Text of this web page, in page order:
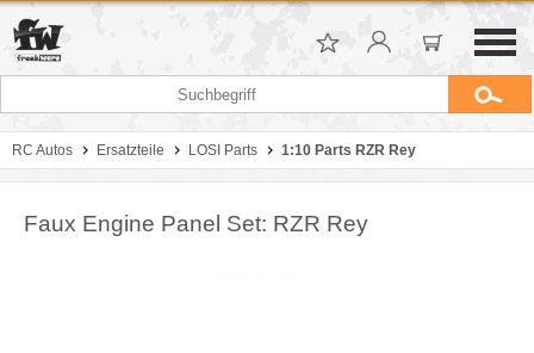
RC Autos Ersatzteile LOSI Parts 1:10 Parts RZR Rey
Faux Engine Panel Set: RZR Rey